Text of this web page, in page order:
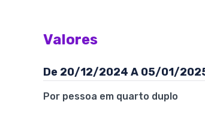
Valores
De 20/12/2024 A 05/01/
Por pessoa em quarto duplo